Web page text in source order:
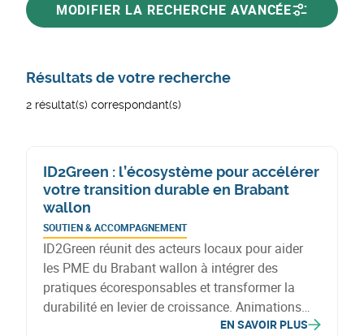
MODIFIER LA RECHERCHE AVANCÉE
Résultats de votre recherche
2 résultat(s) correspondant(s)
ID2Green : l’écosystème pour accélérer
votre transition durable en Brabant
wallon
SOUTIEN & ACCOMPAGNEMENT
ID2Green réunit des acteurs locaux pour aider
les PME du Brabant wallon à intégrer des
pratiques écoresponsables et transformer la
durabilité en levier de croissance. Animations
thématiques, coaching personnalisé etEN SAVOIR PLUS